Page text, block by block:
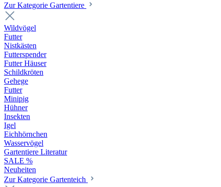
Zur Kategorie Gartentiere
Wildvögel
Futter
Nistkästen
Futterspender
Futter Häuser
Schildkröten
Gehege
Futter
Minipig
Hühner
Insekten
Igel
Eichhörnchen
Wasservögel
Gartentiere Literatur
SALE %
Neuheiten
Zur Kategorie Gartenteich